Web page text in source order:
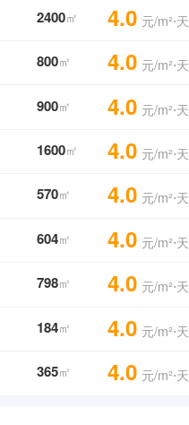
2400㎡ 4.0 元/m²⋅天
800㎡ 4.0 元/m²⋅天
900㎡ 4.0 元/m²⋅天
1600㎡ 4.0 元/m²⋅天
570㎡ 4.0 元/m²⋅天
604㎡ 4.0 元/m²⋅天
798㎡ 4.0 元/m²⋅天
184㎡ 4.0 元/m²⋅天
365㎡ 4.0 元/m²⋅天